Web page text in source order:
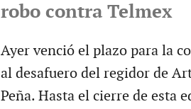
robo contra Telmex
Ayer venció el plazo para la
al desafuero del regidor de
Peña. Hasta el cierre de esta